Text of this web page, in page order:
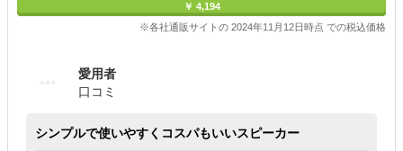
￥ 4,194
※各社通販サイトの 2024年11月12日時点 での税込価格
愛用者
口コミ
シンプルで使いやすくコスパもいいスピーカー